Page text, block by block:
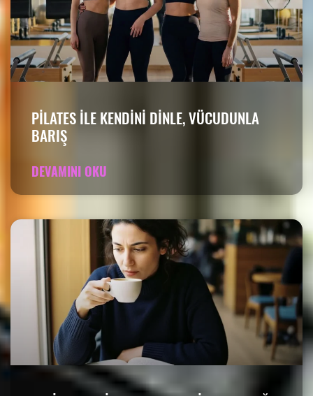
PILATES ILE KENDINI DINLE, VÜCUDUNLA
BARIŞ
DEVAMINI OKU